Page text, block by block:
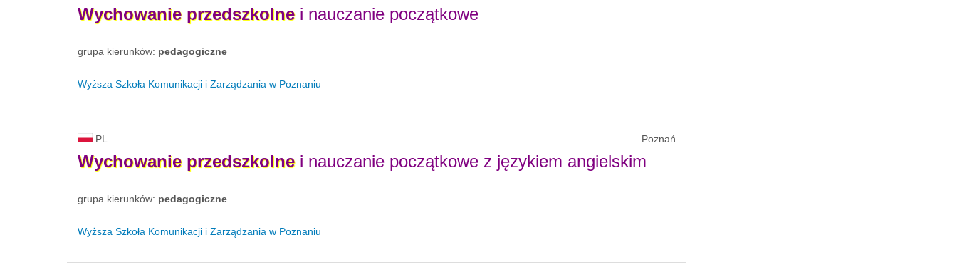
Wychowanie przedszkolnei nauczanie początkowe
grupa kierunków: pedagogiczne
Wyższa Szkoła Komunikacji i Zarządzania w Poznaniu
PL Poznań
Wychowanie przedszkolnei nauczanie początkowe z językiem angielskim
grupa kierunków: pedagogiczne
Wyższa Szkoła Komunikacji i Zarządzania w Poznaniu